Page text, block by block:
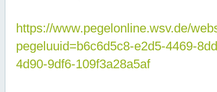
https://www.pegelonline.wsv.de/
pegeluuid=b6c6d5c8-e2d5-4469-
4d90-9df6-109f3a28a5af